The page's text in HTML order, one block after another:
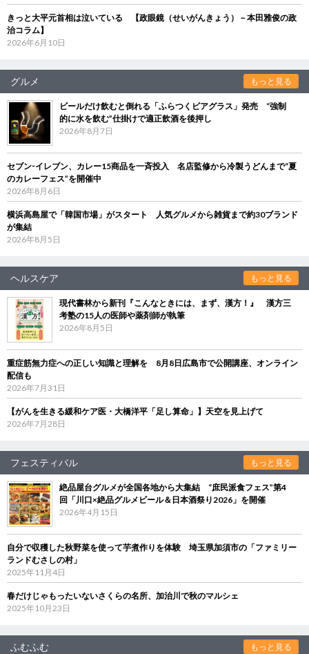
きっと大平元首相は泣いている 【政眼鏡（せいがんきょう）－本田雅俊の政
治コラム】
2026年6月10日
グルメ もっと見る
ビールだけ飲むと倒れる「ふらつくビアグラス」発売 “強制
的に水を飲む”仕掛けで適正飲酒を後押し
2026年8月7日
セブン‐イレブン、カレー15商品を一斉投入 名店監修から冷製うどんまで“夏
のカレーフェス”を開催中
2026年8月6日
横浜高島屋で「韓国市場」がスタート 人気グルメから雑貨まで約30ブランド
が集結
2026年8月5日
ヘルスケア もっと見る
現代書林から新刊『こんなときには、まず、漢方！』 漢方三
考塾の15人の医師や薬剤師が執筆
2026年8月5日
重症筋無力症への正しい知識と理解を 8月8日広島市で公開講座、オンライン
配信も
2026年7月31日
【がんを生きる緩和ケア医・大橋洋平「足し算命」】天空を見上げて
2026年7月28日
フェスティバル もっと見る
絶品屋台グルメが全国各地から大集結 “庶民派食フェス”第4
回「川口×絶品グルメビール＆日本酒祭り2026」を開催
2026年4月15日
自分で収穫した秋野菜を使って芋煮作りを体験 埼玉県加須市の「ファミリー
ランドむさしの村」
2025年11月4日
春だけじゃもったいないさくらの名所、加治川で秋のマルシェ
2025年10月23日
ふむふむ もっと見る